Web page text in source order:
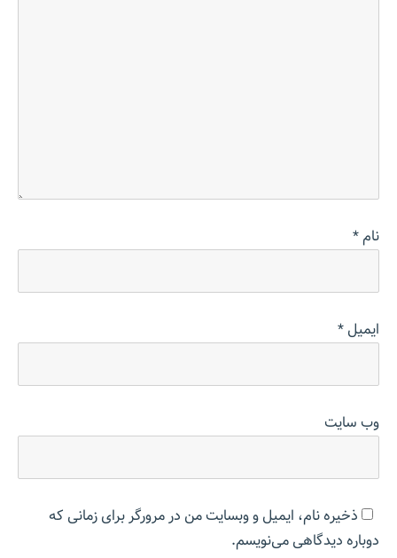
نام*
ایمیل*
وب‌ سایت
ذخیره نام، ایمیل و وبسایت من در مرورگر برای زمانی که
دوباره دیدگاهی می‌نویسم.